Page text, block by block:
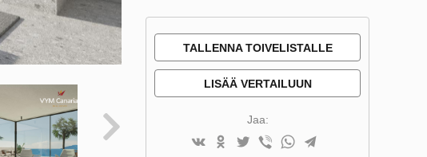
TALLENNA TOIVELISTALLE
LISÄÄ VERTAILUUN
Jaa: